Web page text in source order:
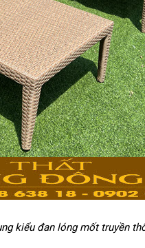
kiểu đan lóng mốt truyền